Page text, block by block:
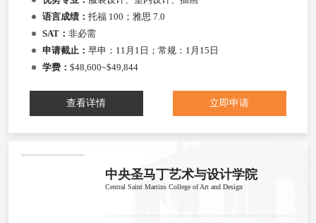
语言成绩： 托福 100；雅思 7.0
SAT： 非必需
申请截止： 早申：11月1日；常规：1月15日
学费： $48,600~$49,844
查看详情 立即申请
中央圣马丁艺术与设计学院
Central Saint Martins College of Art and Design